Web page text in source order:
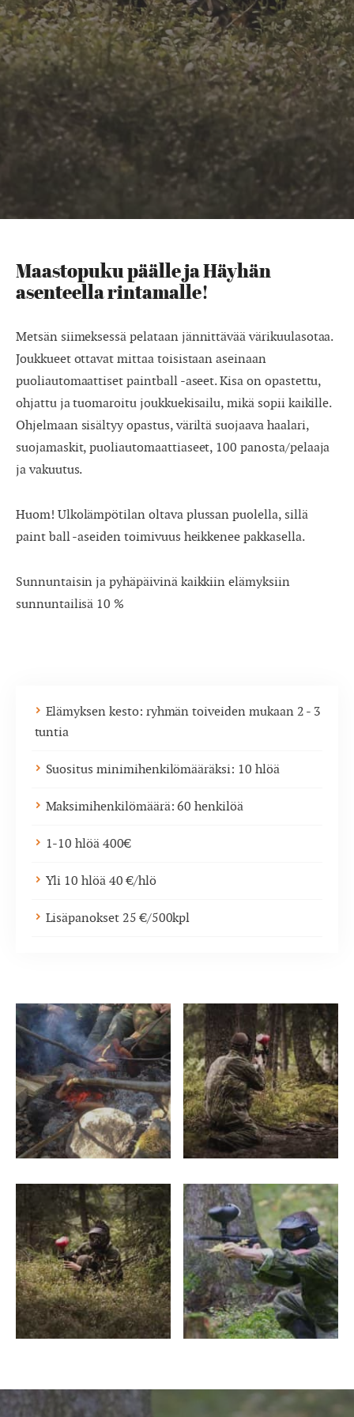
Maastopuku päälle ja Häyhän
asenteella rintamalle!
Metsän siimeksessä pelataan jännittävää värikuulasotaa.
Joukkueet ottavat mittaa toisistaan aseinaan
puoliautomaattiset paintball -aseet. Kisa on opastettu,
ohjattu ja tuomaroitu joukkuekisailu, mikä sopii kaikille.
Ohjelmaan sisältyy opastus, väriltä suojaava haalari,
suojamaskit, puoliautomaattiaseet, 100 panosta/pelaaja
ja vakuutus.
Huom! Ulkolämpötilan oltava plussan puolella, sillä
paint ball -aseiden toimivuus heikkenee pakkasella.
Sunnuntaisin ja pyhäpäivinä kaikkiin elämyksiin
sunnuntailisä 10 %
Elämyksen kesto: ryhmän toiveiden mukaan 2 - 3
tuntia
Suositus minimihenkilömääräksi: 10 hlöä
Maksimihenkilömäärä: 60 henkilöä
1-10 hlöä 400€
Yli 10 hlöä 40 €/hlö
Lisäpanokset 25 €/500kpl